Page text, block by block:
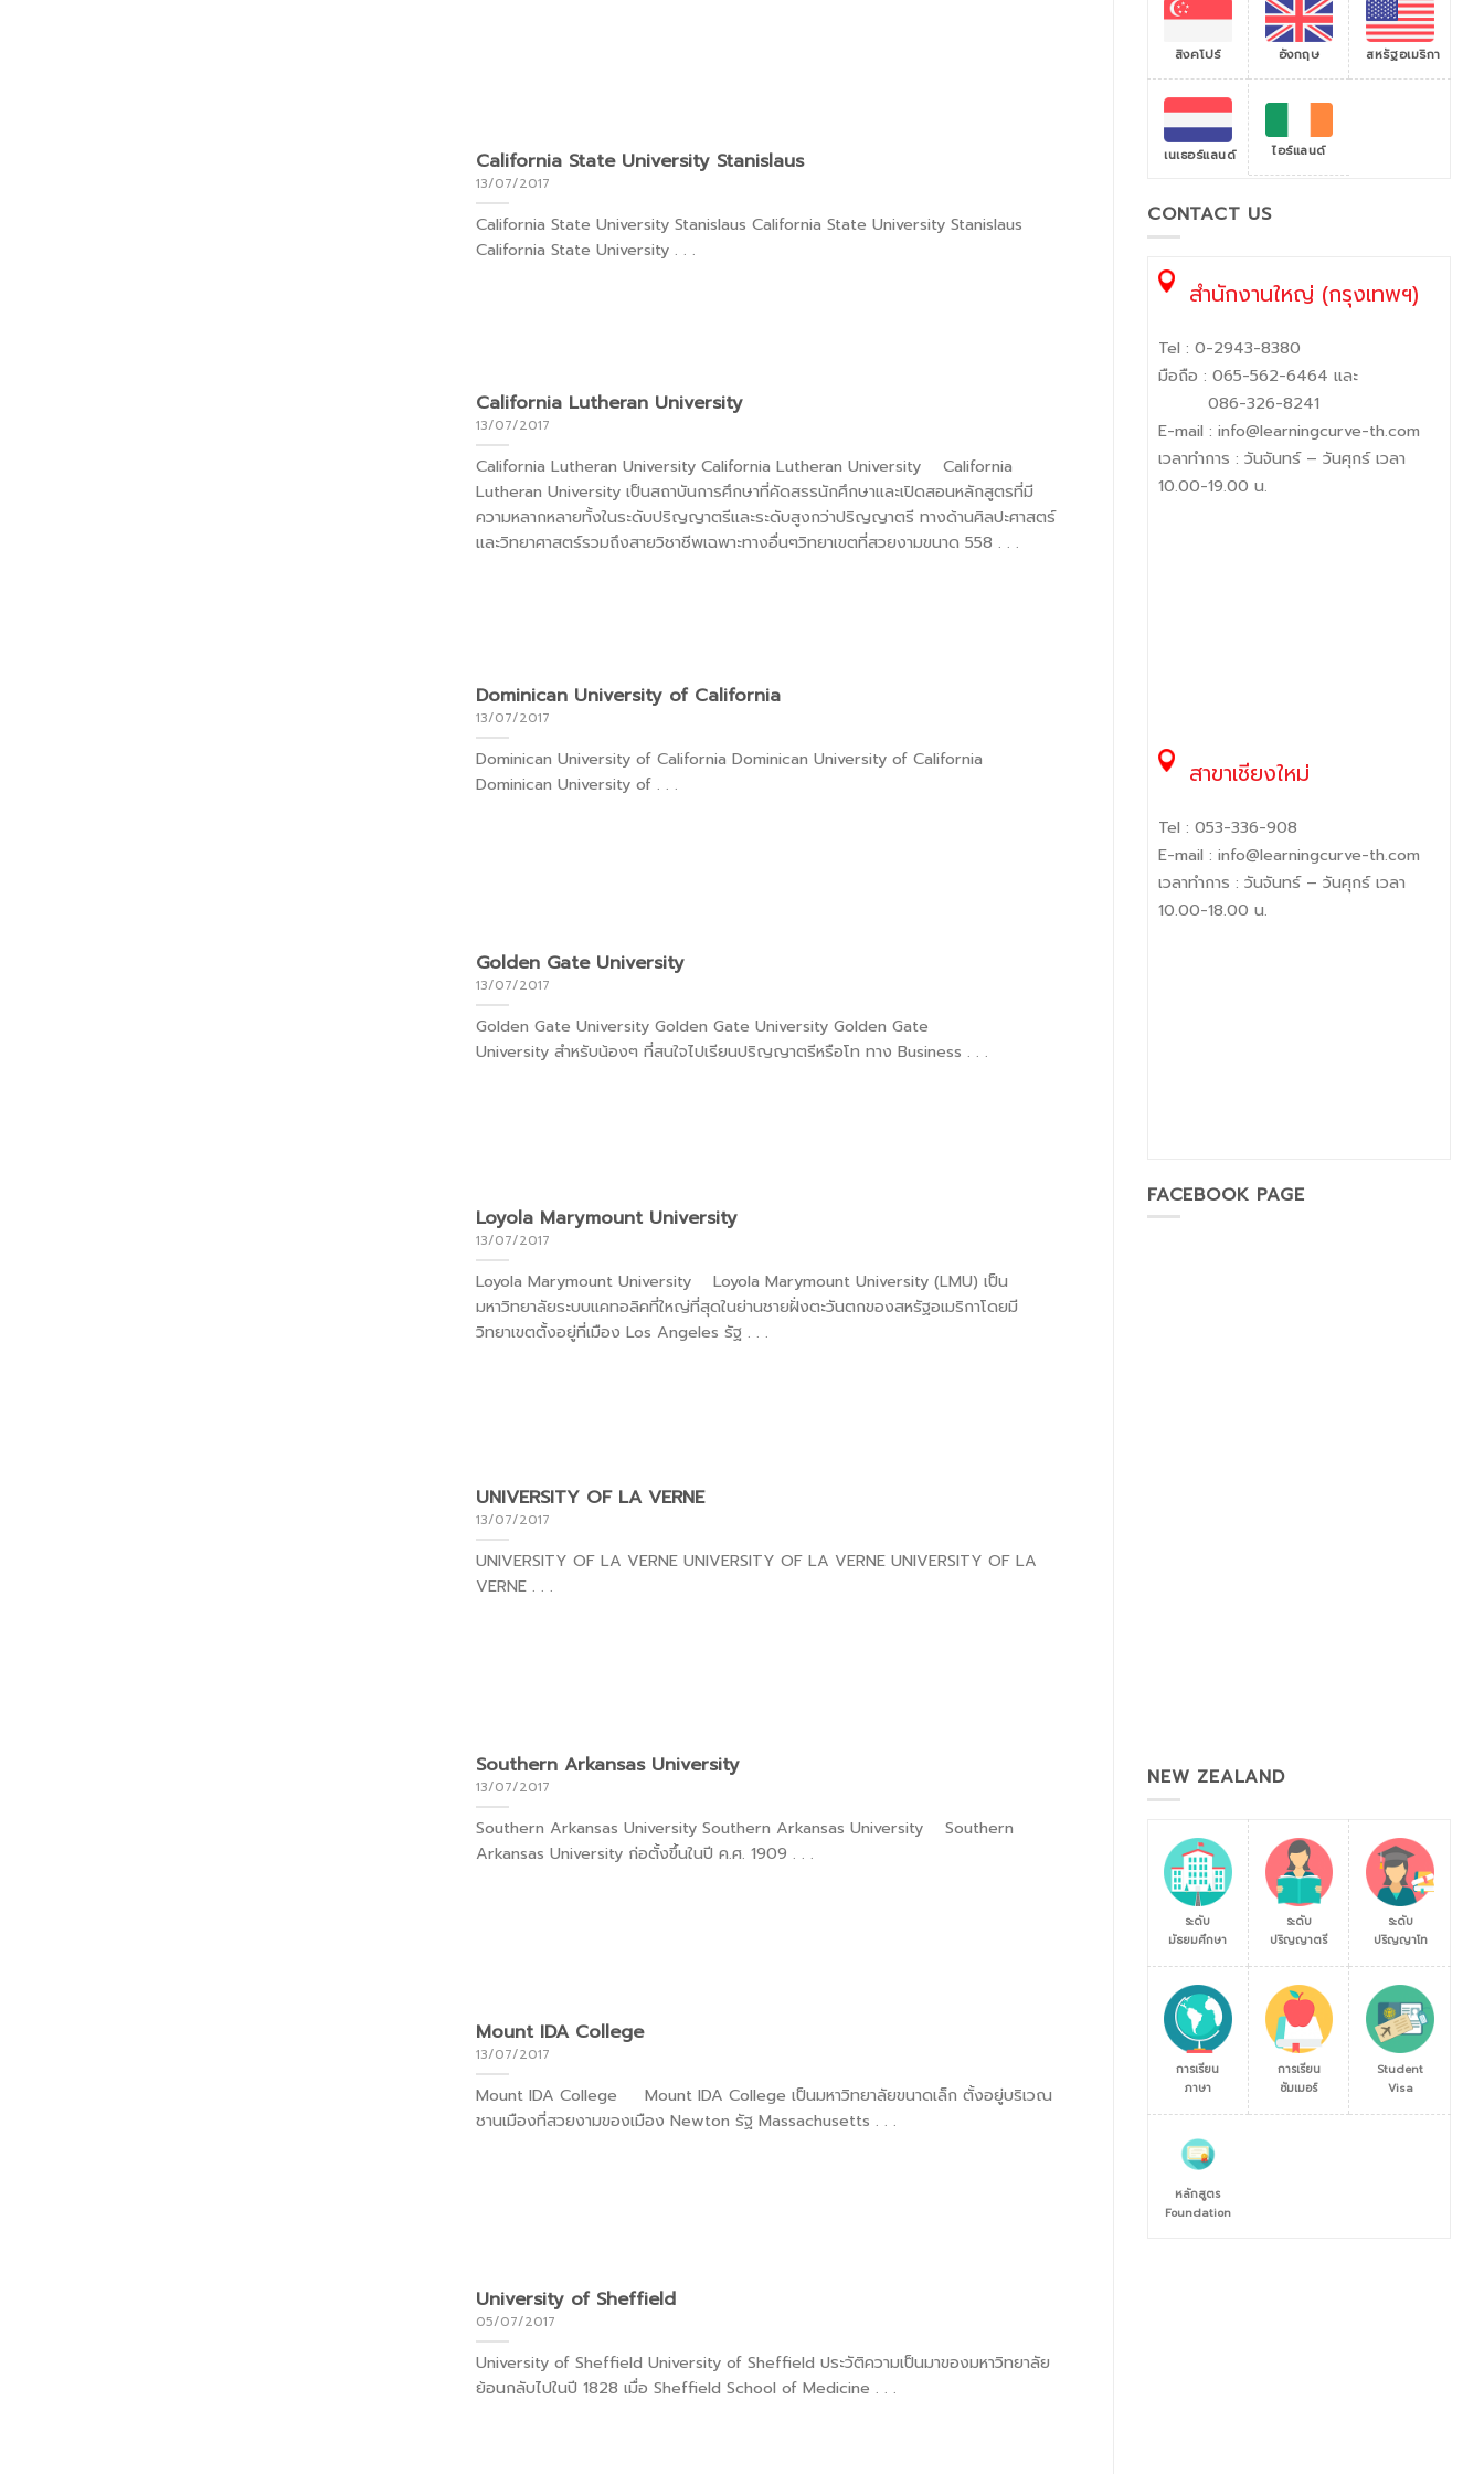
California State University Stanislaus
13/07/2017
California State University Stanislaus California State University Stanislaus
California State University . . .
California Lutheran University
13/07/2017
California Lutheran University California Lutheran University California
Lutheran University เป็นสถาบันการศึกษาที่คัดสรรนักศึกษาและเปิดสอนหลักสูตรที่มี
ความหลากหลายทั้งในระดับปริญญาตรีและระดับสูงกว่าปริญญาตรี ทางด้านศิลปะศาสตร์
และวิทยาศาสตร์รวมถึงสายวิชาชีพเฉพาะทางอื่นๆวิทยาเขตที่สวยงามขนาด 558 . . .
Dominican University of California
13/07/2017
Dominican University of California Dominican University of California
Dominican University of . . .
Golden Gate University
13/07/2017
Golden Gate University Golden Gate University Golden Gate
University สำหรับน้องๆ ที่สนใจไปเรียนปริญญาตรีหรือโท ทาง Business . . .
Loyola Marymount University
13/07/2017
Loyola Marymount University Loyola Marymount University (LMU) เป็น
มหาวิทยาลัยระบบแคทอลิคที่ใหญ่ที่สุดในย่านชายฝั่งตะวันตกของสหรัฐอเมริกาโดยมี
วิทยาเขตตั้งอยู่ที่เมือง Los Angeles รัฐ . . .
UNIVERSITY OF LA VERNE
13/07/2017
UNIVERSITY OF LA VERNE UNIVERSITY OF LA VERNE UNIVERSITY OF LA
VERNE . . .
Southern Arkansas University
13/07/2017
Southern Arkansas University Southern Arkansas University Southern
Arkansas University ก่อตั้งขึ้นในปี ค.ศ. 1909 . . .
Mount IDA College
13/07/2017
Mount IDA College Mount IDA College เป็นมหาวิทยาลัยขนาดเล็ก ตั้งอยู่บริเวณ
ชานเมืองที่สวยงามของเมือง Newton รัฐ Massachusetts . . .
University of Sheffield
05/07/2017
University of Sheffield University of Sheffield ประวัติความเป็นมาของมหาวิทยาลัย
ย้อนกลับไปในปี 1828 เมื่อ Sheffield School of Medicine . . .
สิงคโปร์ อังกฤษ สหรัฐอเมริกา
เนเธอร์แลนด์ ไอร์แลนด์
CONTACT US
สำนักงานใหญ่ (กรุงเทพฯ)
Tel : 0-2943-8380
มือถือ : 065-562-6464 และ
086-326-8241
E-mail : info@learningcurve-th.com
เวลาทำการ : วันจันทร์ – วันศุกร์ เวลา
10.00-19.00 น.
สาขาเชียงใหม่
Tel : 053-336-908
E-mail : info@learningcurve-th.com
เวลาทำการ : วันจันทร์ – วันศุกร์ เวลา
10.00-18.00 น.
FACEBOOK PAGE
NEW ZEALAND
ระดับ
มัธยมศึกษา
ระดับ
ปริญญาตรี
ระดับ
ปริญญาโท
การเรียน
ภาษา
การเรียน
ซัมเมอร์
Student
Visa
หลักสูตร
Foundation